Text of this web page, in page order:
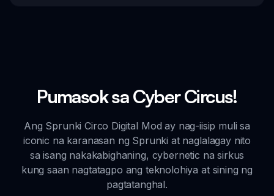
Pumasok sa Cyber Circus!
Ang Sprunki Circo Digital Mod ay nag-iisip muli sa
iconic na karanasan ng Sprunki at naglalagay nito
sa isang nakakabighaning, cybernetic na sirkus
kung saan nagtatagpo ang teknolohiya at sining ng
pagtatanghal.